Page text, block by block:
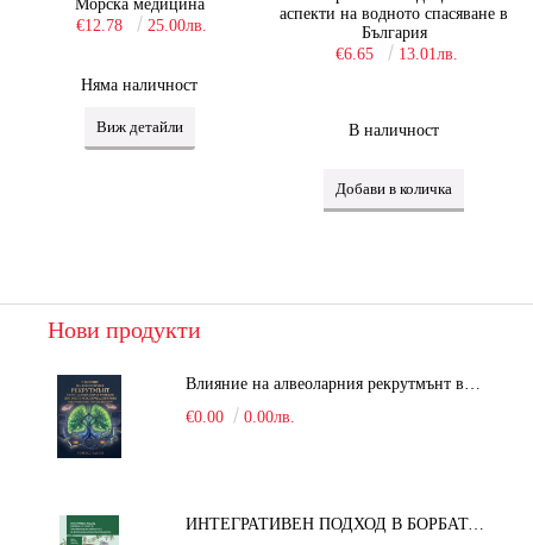
Морска медицина
€12.78
25.00лв.
Няма наличност
Виж детайли
аспекти на водното спасяване в
България
€6.65
13.01лв.
В наличност
Нови продукти
€0.00
0.00лв.
ИНТЕГРАТИВЕН ПОДХОД В БОРБАТА С COVID-19: От патогенезата на Sars-Cov-2 до фитомедицината и етноботаниката. Антивирусна активност и терапевтичен потенциал на българските лечебни растения